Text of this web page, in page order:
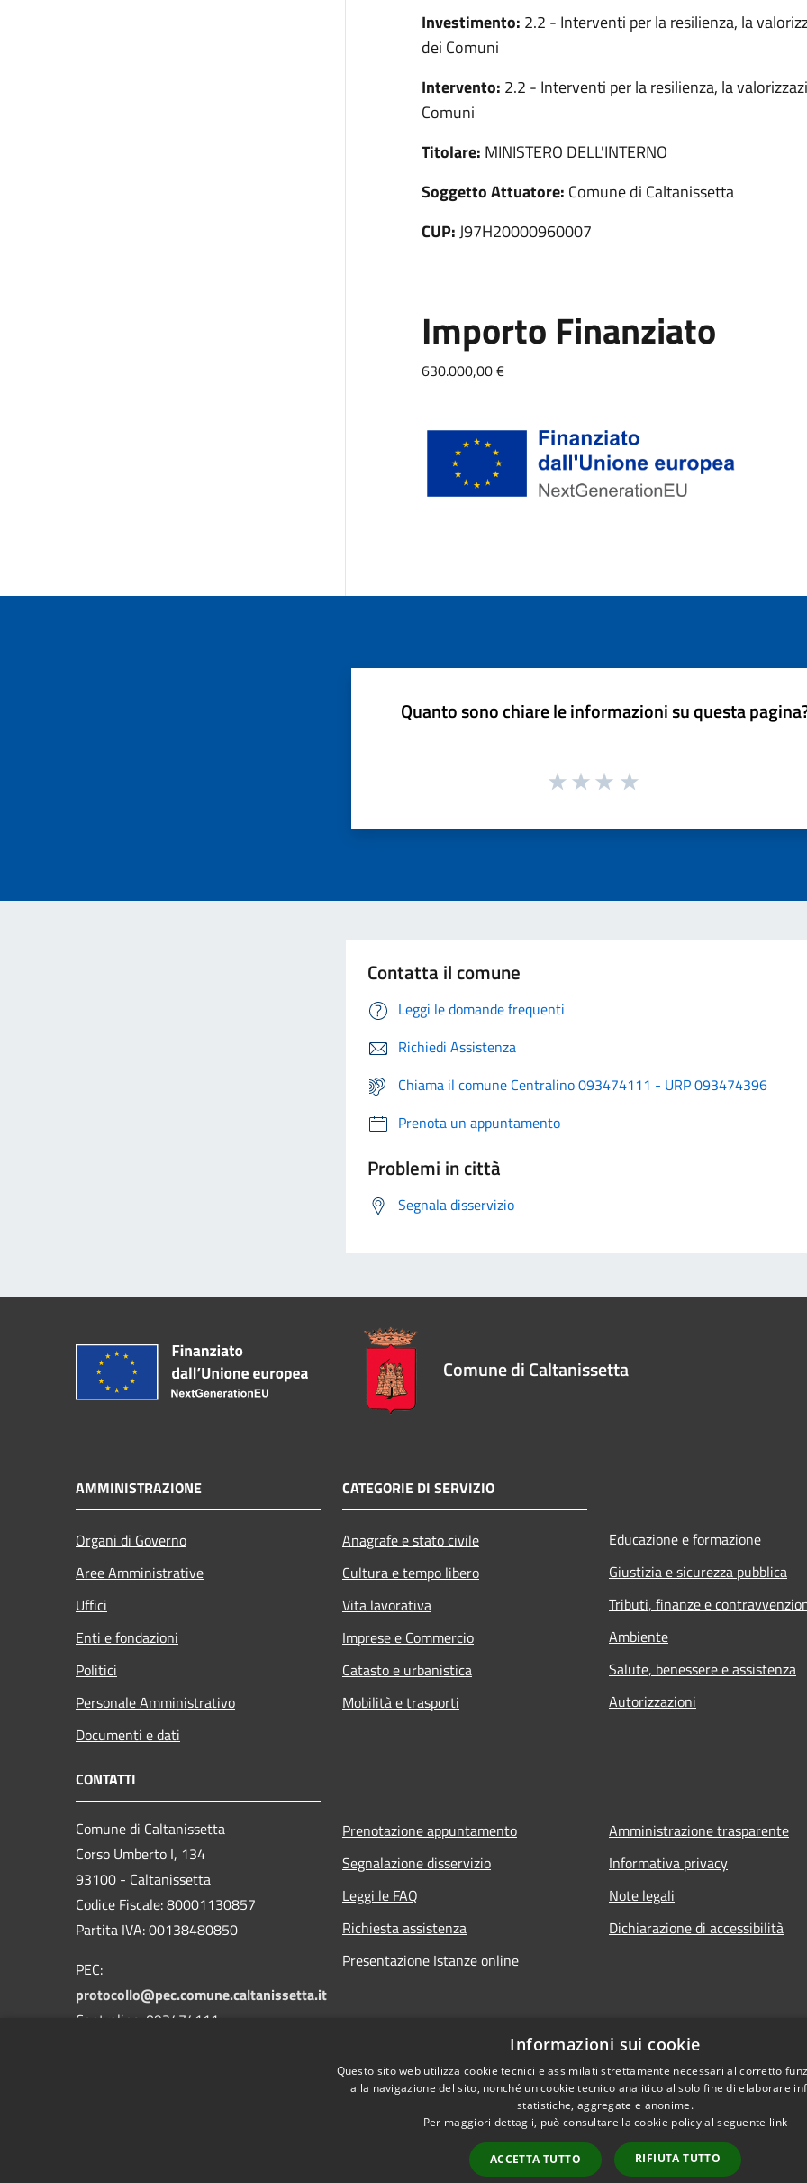
Investimento: 2.2 - Interventi per la resilienza, la
dei Comuni
Intervento: 2.2 - Interventi per la resilienza, la
Comuni
Titolare: MINISTERO DELL'INTERNO
Soggetto Attuatore: Comune di Caltanissetta
CUP:J97H20000960007
Importo Finanziato
630.000,00 €
Quanto sono chiare le informazioni su questa
Contatta il comune
Leggi le domande frequenti
Richiedi Assistenza
Chiama il comune Centralino 093474111 - URP 093474396
Prenota un appuntamento
Problemi in città
Segnala disservizio
Comune di Caltanissetta
AMMINISTRAZIONE
Organi di Governo
Aree Amministrative
Uffici
Enti e fondazioni
Politici
Personale Amministrativo
Documenti e dati
CATEGORIE DI SERVIZIO
Anagrafe e stato civile
Cultura e tempo libero
Vita lavorativa
Imprese e Commercio
Catasto e urbanistica
Mobilità e trasporti
Educazione e formazione
Giustizia e sicurezza pubblica
Tributi, finanze e
Ambiente
Salute, benessere e assistenza
Autorizzazioni
CONTATTI
Comune di Caltanissetta
Corso Umberto I, 134
93100 - Caltanissetta
Codice Fiscale: 80001130857
Partita IVA: 00138480850
PEC:
protocollo@pec.comune.caltanissetta.it
Centralino: 093474111
Prenotazione appuntamento
Segnalazione disservizio
Leggi le FAQ
Richiesta assistenza
Presentazione Istanze online
Amministrazione trasparente
Informativa privacy
Note legali
Dichiarazione di accessibilità
Copyright © 2026 •
Informazioni sui cookie
Questo sito web utilizza cookie tecnici e assimilati strettamente necessari al corretto
alla navigazione del sito, nonché un cookie tecnico analitico al solo fine di elaborare
statistiche, aggregate e anonime.
Per maggiori dettagli, può consultare la cookie policy al seguente link
ACCETTA TUTTO RIFIUTA TUTTO